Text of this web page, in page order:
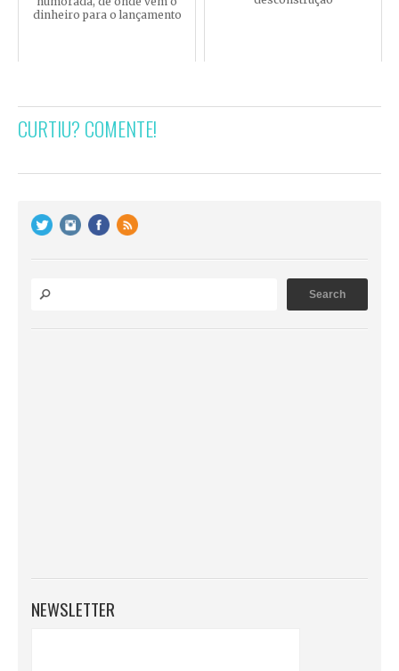
dinheiro para o lançamento
CURTIU? COMENTE!
NEWSLETTER